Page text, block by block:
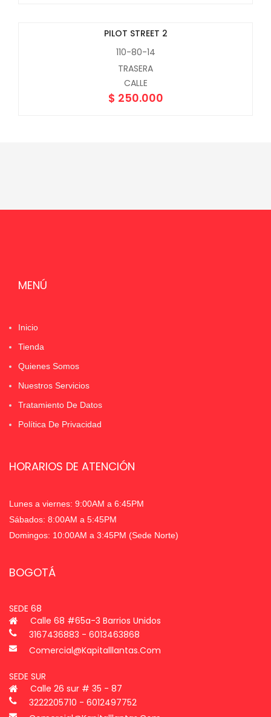
PILOT STREET 2
110-80-14
TRASERA
CALLE
$ 250.000
MENÚ
Inicio
Tienda
Quienes Somos
Nuestros Servicios
Tratamiento De Datos
Política De Privacidad
HORARIOS DE ATENCIÓN
Lunes a viernes: 9:00AM a 6:45PM
Sábados: 8:00AM a 5:45PM
Domingos: 10:00AM a 3:45PM (Sede Norte)
BOGOTÁ
SEDE 68
Calle 68 #65a-3 Barrios Unidos
3167436883 - 6013463868
Comercial@kapitalllantas.com
SEDE SUR
Calle 26 sur # 35 - 87
3222205710 - 6012497752